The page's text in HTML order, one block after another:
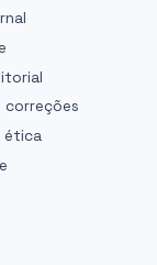
correções
ética